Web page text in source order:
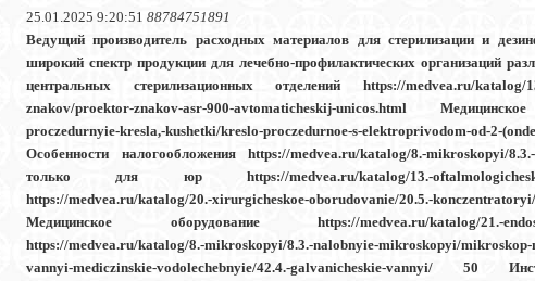
25.01.2025 9:20:51 88784751891
Ведущий производитель расходных материалов для стерилизации и
широкий спектр продукции для лечебно-профилактических организаций
центральных стерилизационных отделений https://medvea.ru/katalog/
znakov/proektor-znakov-asr-900-avtomaticheskij-unicos.html
proczedurnyie-kresla,-kushetki/kreslo-proczedurnoe-s-elektroprivodom-od-2-
Особенности налогообложения https://medvea.ru/katalog/8.-mikroskopyi/
только для юр https://medvea.ru/katalog/13.-
https://medvea.ru/katalog/20.-xirurgicheskoe-oborudovanie/20.5.-
Медицинское оборудование https://medvea.ru/katalog/21.-
https://medvea.ru/katalog/8.-mikroskopyi/8.3.-nalobnyie-mikroskopyi/
vannyi-mediczinskie-vodolechebnyie/42.4.-galvanicheskie-vannyi/